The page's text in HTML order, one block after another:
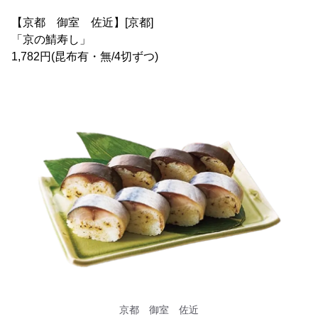
【京都 御室 佐近】[京都]
「京の鯖寿し」
1,782円(昆布有・無/4切ずつ)
京都 御室 佐近